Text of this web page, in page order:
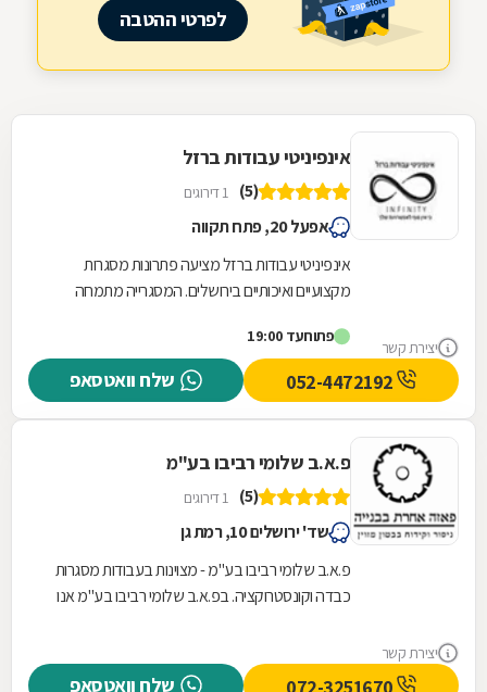
לפרטי ההטבה
יצירת קשר
אינפיניטי עבודות ברזל
(5) 1 דירוגים
אפעל 20, פתח תקווה
אינפיניטי עבודות ברזל מציעה פתרונות מסגרות
מקצועיים ואיכותיים בירושלים. המסגרייה מתמחה
פתוחעד 19:00
שלח וואטסאפ
יצירת קשר
פ.א.ב שלומי רביבו בע"מ
(5) 1 דירוגים
שד' ירושלים 10, רמת גן
פ.א.ב שלומי רביבו בע"מ - מצוינות בעבודות מסגרות
כבדה וקונסטרוקציה. בפ.א.ב שלומי רביבו בע"מ אנו
שלח וואטסאפ